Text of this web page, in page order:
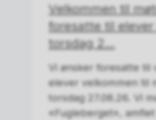
Velkommen til
foresatte til elever
torsdag 2...
Vi ønsker foresatte til
elever velkommen til
torsdag 27.08.26. Vi
«Fugleberget»,